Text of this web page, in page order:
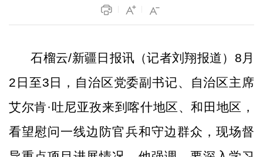
石榴云/新疆日报讯（记者刘翔报道）8月
2日至3日，自治区党委副书记、自治区主席
艾尔肯·吐尼亚孜来到喀什地区、和田地区，
看望慰问一线边防官兵和守边群众，现场督